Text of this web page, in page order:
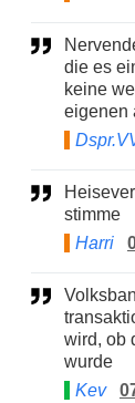
Nervende mobilfunkjunkieanbieter,
die es
keine
eigenen
Heiseverlag angeblich weibliche
stimme
Harri
Volksbank leonberg, ging um eine
wird, ob
wurde
Kev